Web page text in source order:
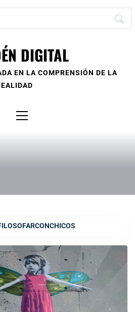
DIGITAL
EN LA COMPRENSIÓN DE LA
principal